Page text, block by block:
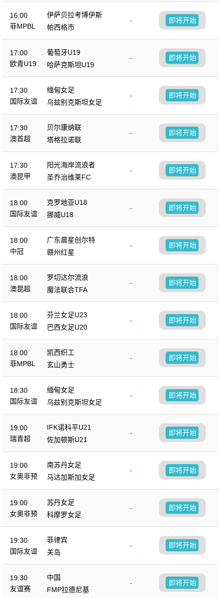
16:00
菲MPBL
伊萨贝拉考博伊斯
-
帕西格市
即将开始
17:00
欧青U19
葡萄牙U19
-
哈萨克斯坦U19
即将开始
17:30
国际友谊
缅甸女足
-
乌兹别克斯坦女足
即将开始
17:30
澳首超
贝尔康纳联
-
塔格拉诺联
即将开始
17:30
澳昆甲
阳光海岸流浪者
-
圣乔治维莱FC
即将开始
18:00
国际友谊
克罗地亚U18
-
挪威U18
即将开始
18:00
中冠
广东晨星创尔特
-
赣州红星
即将开始
18:00
澳昆超
罗切达尔流浪
-
魔法联合TFA
即将开始
18:00
国际友谊
芬兰女足U23
-
巴西女足U20
即将开始
18:00
菲MPBL
凯西织工
-
玄山勇士
即将开始
18:30
国际友谊
缅甸女足
-
乌兹别克斯坦女足
即将开始
19:00
瑞青超
IFK诺科平U21
-
佐加顿斯U21
即将开始
19:00
女奥非预
南苏丹女足
-
马达加斯加女足
即将开始
19:00
女奥非预
苏丹女足
-
科摩罗女足
即将开始
19:30
国际友谊
菲律宾
-
关岛
即将开始
19:30
友谊赛
中国
-
FMP拉德尼基
即将开始